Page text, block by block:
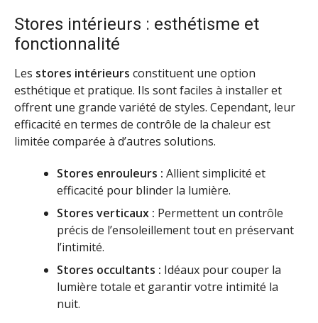
Stores intérieurs : esthétisme et
fonctionnalité
Les stores intérieurs constituent une option
esthétique et pratique. Ils sont faciles à installer et
offrent une grande variété de styles. Cependant, leur
efficacité en termes de contrôle de la chaleur est
limitée comparée à d’autres solutions.
Stores enrouleurs : Allient simplicité et
efficacité pour blinder la lumière.
Stores verticaux : Permettent un contrôle
précis de l’ensoleillement tout en préservant
l’intimité.
Stores occultants : Idéaux pour couper la
lumière totale et garantir votre intimité la
nuit.